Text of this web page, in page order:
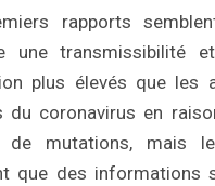
rapports
une transmissibilité
plus élevés que les
du coronavirus en
de mutations, mais
que des informations